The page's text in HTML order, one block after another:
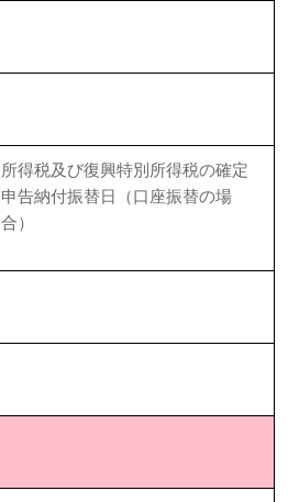
所得税及び復興特別所得税の確定
申告納付振替日（口座振替の場
合）